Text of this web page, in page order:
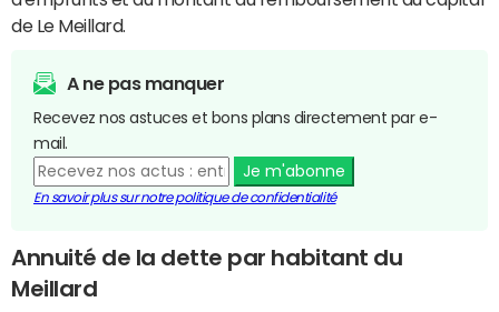
de Le Meillard.
A ne pas manquer
Recevez nos astuces et bons plans directement par e-
mail.
Je m'abonne
En savoir plus sur notre politique de confidentialité
Annuité de la dette par habitant du
Meillard